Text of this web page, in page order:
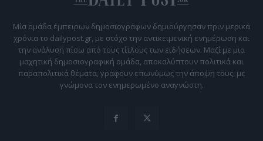
Μία ομάδα έμπειρων δημοσιογράφων δημιούργησαν πριν μερικά
χρόνια το dailypost.gr, με στόχο την αντικειμενική ενημέρωση και
την ανάλυση πίσω από τους τίτλους των ειδήσεων. Μαζί με μια
μαχητική δημοσιογραφική ομάδα, αποκαλύπτουν πολιτικά και
παραπολιτικά θέματα, γράφουν επωνύμως την άποψη τους, με
γνώμονα τον ενημερωμένο αναγνώστη.